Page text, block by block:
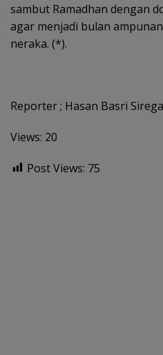
sambut Ramadhan dengan
agar menjadi bulan
neraka. (*).
Reporter ; Hasan Basri
Views: 20
Post Views: 75